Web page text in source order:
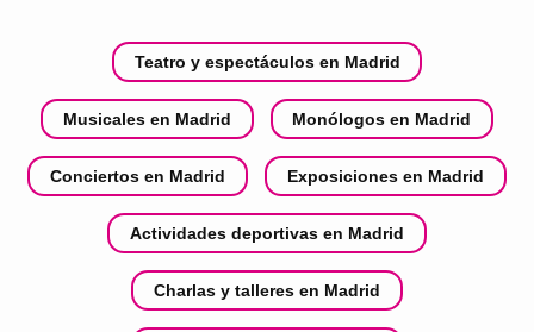
Teatro y espectáculos en Madrid
Musicales en Madrid Monólogos en Madrid
Conciertos en Madrid Exposiciones en Madrid
Actividades deportivas en Madrid
Charlas y talleres en Madrid